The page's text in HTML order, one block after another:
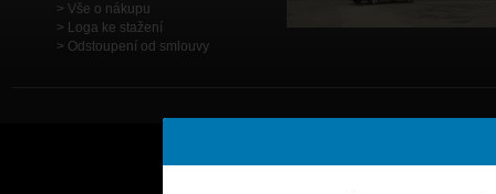
Vše o nákupu
Loga ke stažení
Odstoupení od smlouvy